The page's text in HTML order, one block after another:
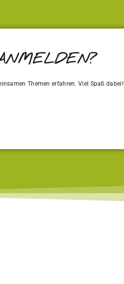
Themen erfahren. Viel Spaß dabei!